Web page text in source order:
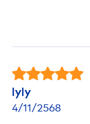
lyly
4/11/2568